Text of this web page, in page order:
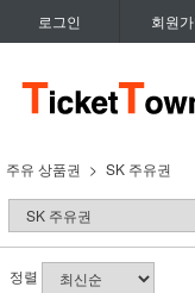
로그인 회원
주유 상품권 SK 주유권
정렬